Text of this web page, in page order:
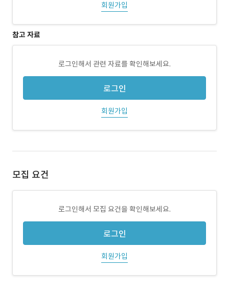
회원가입
참고 자료
로그인해서 관련 자료를 확인해보세요.
로그인
회원가입
모집 요건
로그인해서 모집 요건을 확인해보세요.
로그인
회원가입